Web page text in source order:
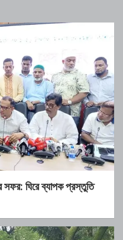
সফর: ঘিরে ব্যাপক প্রস্তুতি